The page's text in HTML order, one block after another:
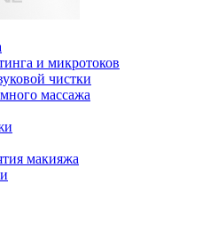
и микротоков
чистки
массажа
макияжа